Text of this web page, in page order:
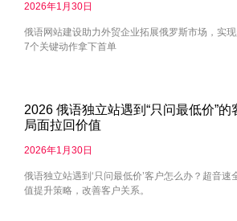
2026年1月30日
俄语网站建设助力外贸企业拓展俄罗斯市场，实
7个关键动作拿下首单
2026 俄语独立站遇到“只问最低价”
局面拉回价值
2026年1月30日
俄语独立站遇到‘只问最低价’客户怎么办？超音速
值提升策略，改善客户关系。